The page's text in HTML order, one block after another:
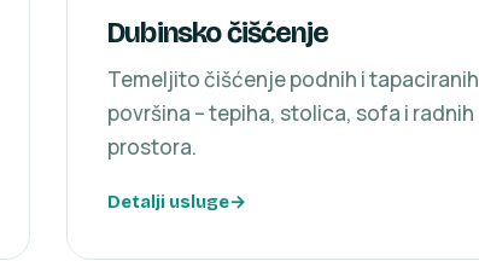
Dubinsko čišćenje
Temeljito čišćenje podnih i tapaciranih
površina – tepiha, stolica, sofa i radnih
prostora.
Detalji usluge